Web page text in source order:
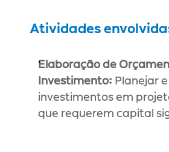
Atividades
Elaboração de
Investimento: Planejar
investimentos em
que requerem capital